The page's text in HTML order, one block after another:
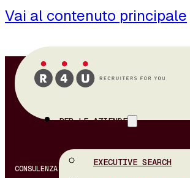
Vai al contenuto principale
PER LE AZIENDE
EXECUTIVE SEARCH
CONSULENZA DISCRETA